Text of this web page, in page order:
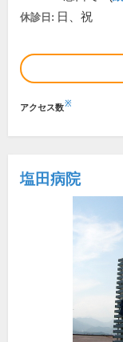
休診日: 日、祝
アクセス数※
塩田病院